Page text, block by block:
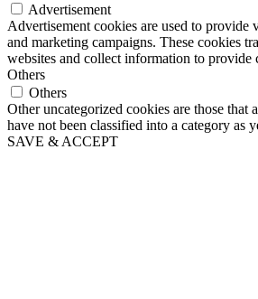
Advertisement
Advertisement cookies are used to provide
and marketing campaigns. These cookies
websites and collect information to provide
Others
Others
Other uncategorized cookies are those that
have not been classified into a category as
SAVE & ACCEPT